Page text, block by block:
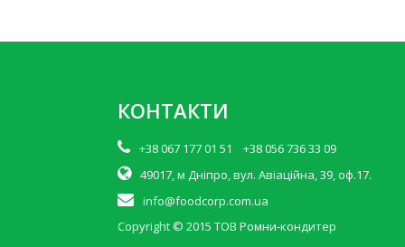
КОНТАКТИ
+38 067 177 01 51 +38 056 736 33 09
49017, м Дніпро, вул. Авіаційна, 39, оф.17.
info@foodcorp.com.ua
Copyright © 2015 ТОВ Ромни-кондитер